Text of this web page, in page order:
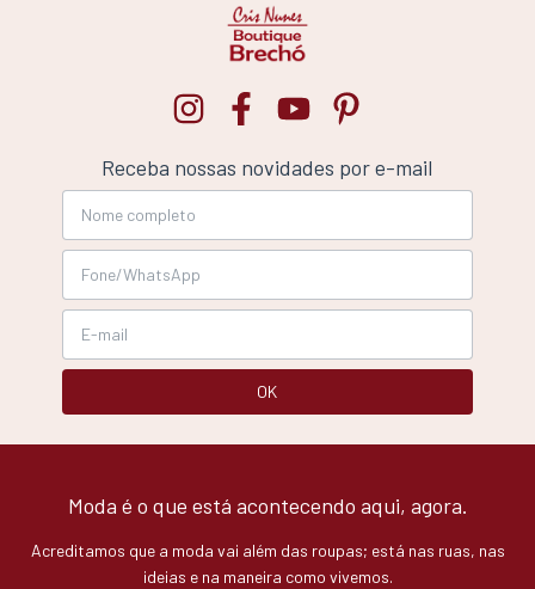
Receba nossas novidades por e-mail
Moda é o que está acontecendo aqui, agora.
Acreditamos que a moda vai além das roupas; está nas ruas, nas
ideias e na maneira como vivemos.